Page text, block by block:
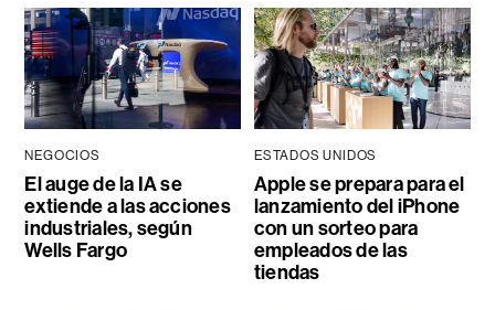
NEGOCIOS
El auge de la IA se
extiende a las acciones
industriales, según
Wells Fargo
ESTADOS UNIDOS
Apple se prepara para el
lanzamiento del iPhone
con un sorteo para
empleados de las
tiendas